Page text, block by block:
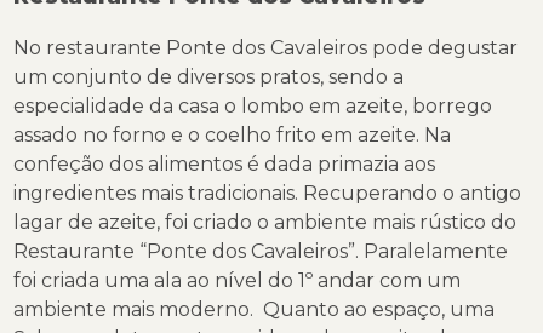
No restaurante Ponte dos Cavaleiros pode degustar
um conjunto de diversos pratos, sendo a
especialidade da casa o lombo em azeite, borrego
assado no forno e o coelho frito em azeite. Na
confeção dos alimentos é dada primazia aos
ingredientes mais tradicionais. Recuperando o antigo
lagar de azeite, foi criado o ambiente mais rústico do
Restaurante “Ponte dos Cavaleiros”. Paralelamente
foi criada uma ala ao nível do 1º andar com um
ambiente mais moderno. Quanto ao espaço, uma